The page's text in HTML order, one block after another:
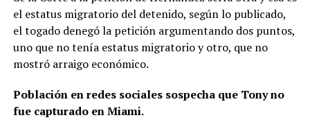
el estatus migratorio del detenido, según lo publicado,
el togado denegó la petición argumentando dos puntos,
uno que no tenía estatus migratorio y otro, que no
mostró arraigo económico.
Poblaciónen redes sociales sospecha que Tony no
fue capturado en Miami.